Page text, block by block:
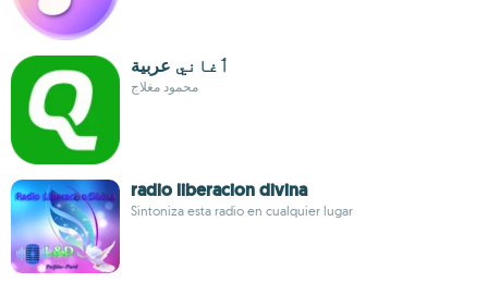
ٲغاني عربية
محمود مغلاج
radio liberacion divina
Sintoniza esta radio en cualquier lugar